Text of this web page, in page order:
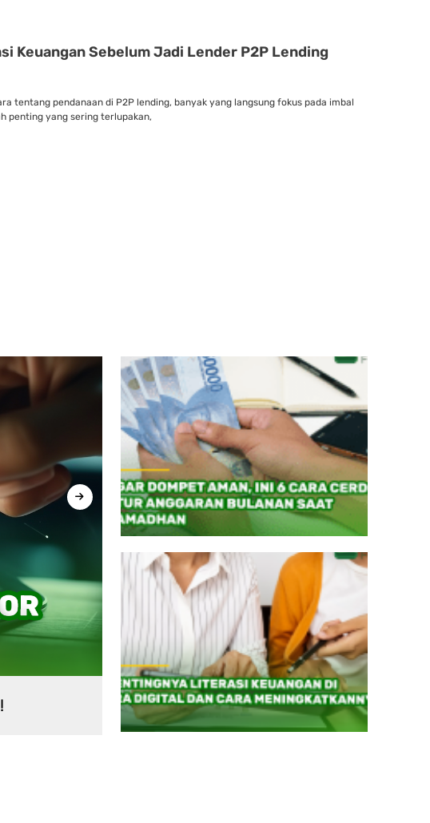
Keuangan Sebelum Jadi Lender P2P Lending
tentang pendanaan di P2P lending, banyak yang langsung fokus pada imbal
penting yang sering terlupakan,
Imbal Hasil, Ini 5 Strategi Reinvestasi Bunga P2P